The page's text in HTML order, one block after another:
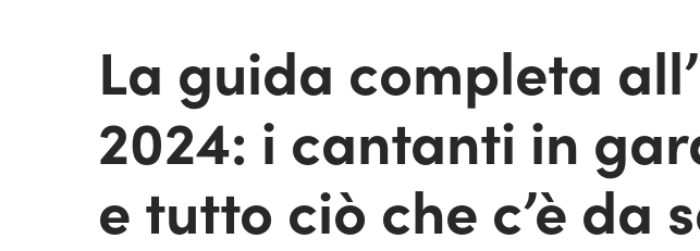
La guida completa
2024: i cantanti in
e tutto ciò che c’è da